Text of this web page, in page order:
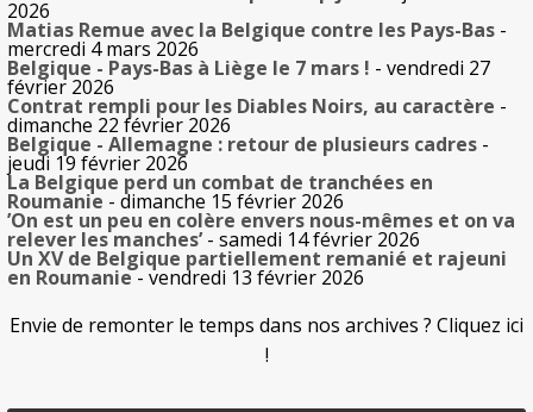
2026
Matias Remue avec la Belgique contre les Pays-Bas -
mercredi 4 mars 2026
Belgique - Pays-Bas à Liège le 7 mars ! - vendredi 27
février 2026
Contrat rempli pour les Diables Noirs, au caractère -
dimanche 22 février 2026
Belgique - Allemagne : retour de plusieurs cadres -
jeudi 19 février 2026
La Belgique perd un combat de tranchées en
Roumanie - dimanche 15 février 2026
’On est un peu en colère envers nous-mêmes et on va
relever les manches’- samedi 14 février 2026
Un XV de Belgique partiellement remanié et rajeuni
en Roumanie- vendredi 13 février 2026
Envie de remonter le temps dans nos archives ? Cliquez ici
!